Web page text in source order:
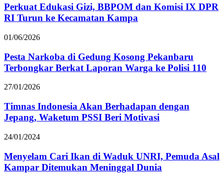
Perkuat Edukasi Gizi, BBPOM dan Komisi IX DPR
RI Turun ke Kecamatan Kampa
01/06/2026
Pesta Narkoba di Gedung Kosong Pekanbaru
Terbongkar Berkat Laporan Warga ke Polisi 110
27/01/2026
Timnas Indonesia Akan Berhadapan dengan
Jepang, Waketum PSSI Beri Motivasi
24/01/2024
Menyelam Cari Ikan di Waduk UNRI, Pemuda Asal
Kampar Ditemukan Meninggal Dunia